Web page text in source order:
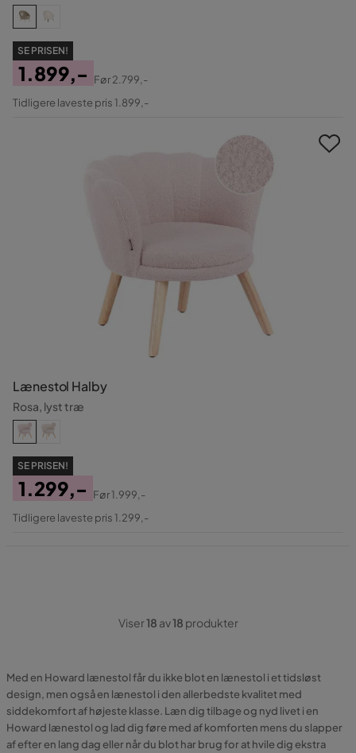
SE PRISEN!
Pris
1.899,-
Original
Før2.799,-
Tidligere laveste pris 1.899,-
Lænestol Halby
Rosa, lyst træ
SE PRISEN!
Pris
1.299,-
Original
Før1.999,-
Tidligere laveste pris 1.299,-
Viser18 av18 produkter
Med en Howard lænestol får du ikke blot en lænestol i et tidsløst
design, men også en lænestol i den allerbedste kvalitet med
siddekomfort af højeste klasse. Læn dig tilbage og nyd livet i en
Howard lænestol og lad dig føre med af komforten mens du slapper
af efter en lang dag eller når du blot har brug for at hvile dig ekstra